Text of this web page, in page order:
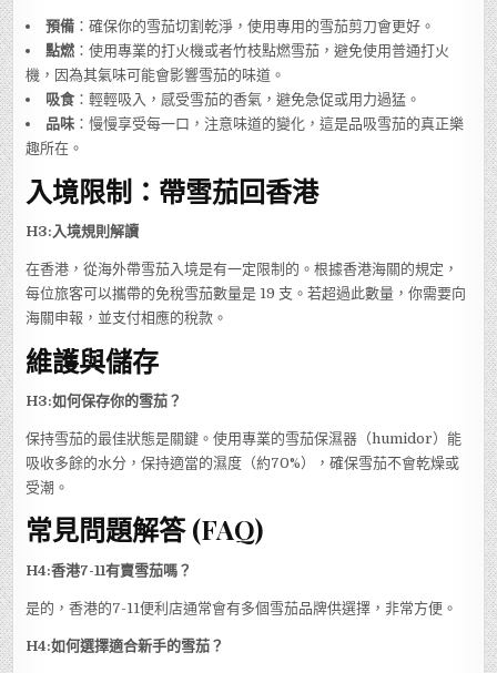
預備 ：確保你的雪茄切割乾淨，使用專用的雪茄剪刀會更好。
點燃 ：使用專業的打火機或者竹枝點燃雪茄，避免使用普通打火
機，因為其氣味可能會影響雪茄的味道。
吸食 ：輕輕吸入，感受雪茄的香氣，避免急促或用力過猛。
品味 ：慢慢享受每一口，注意味道的變化，這是品吸雪茄的真正樂
趣所在。
入境限制：帶雪茄回香港
H3:入境規則解讀
在香港，從海外帶雪茄入境是有一定限制的。根據香港海關的規定，
每位旅客可以攜帶的免稅雪茄數量是 19 支。若超過此數量，你需要向
海關申報，並支付相應的稅款。
維護與儲存
H3:如何保存你的雪茄？
保持雪茄的最佳狀態是關鍵。使用專業的雪茄保濕器（humidor）能
吸收多餘的水分，保持適當的濕度（約70%），確保雪茄不會乾燥或
受潮。
常見問題解答 (FAQ)
H4:香港7-11有賣雪茄嗎？
是的，香港的7-11便利店通常會有多個雪茄品牌供選擇，非常方便。
H4:如何選擇適合新手的雪茄？